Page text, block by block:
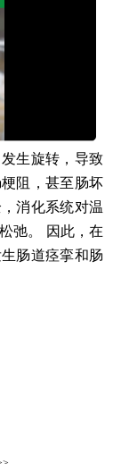
生旋转，导致
阻，甚至肠坏
消化系统对温
弛。 因此，在
肠道痉挛和肠